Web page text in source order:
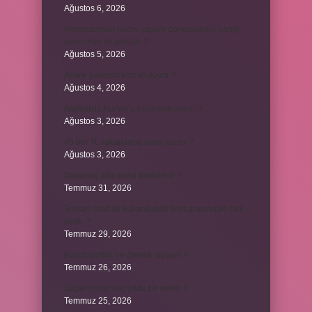
Ağustos 6, 2026
Ağustos 5, 2026
Ağustos 4, 2026
Ağustos 3, 2026
Ağustos 3, 2026
Temmuz 31, 2026
Temmuz 29, 2026
Temmuz 26, 2026
Temmuz 25, 2026